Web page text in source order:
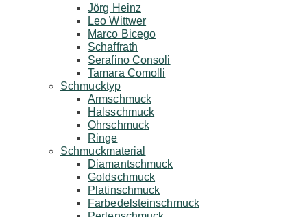
Jörg Heinz
Leo Wittwer
Marco Bicego
Schaffrath
Serafino Consoli
Tamara Comolli
Schmucktyp
Armschmuck
Halsschmuck
Ohrschmuck
Ringe
Schmuckmaterial
Diamantschmuck
Goldschmuck
Platinschmuck
Farbedelsteinschmuck